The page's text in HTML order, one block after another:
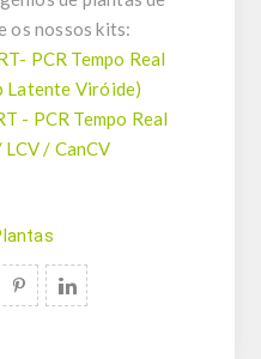
os nossos kits:
PCR Tempo Real
Latente Viróide)
- PCR Tempo Real
LCV / CanCV